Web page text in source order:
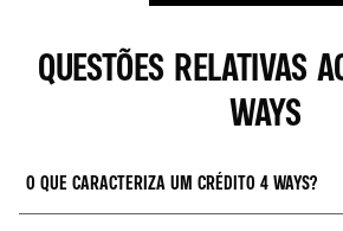
QUESTÕES RELATIVAS
WAYS
O QUE CARACTERIZA UM CRÉDITO 4 WAYS?